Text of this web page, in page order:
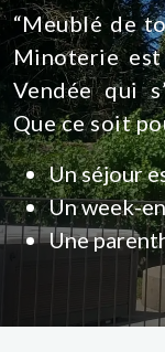
“Meublé de
Minoterie est
Vendée qui
Que ce soit
Un séjour
Un week-
Une